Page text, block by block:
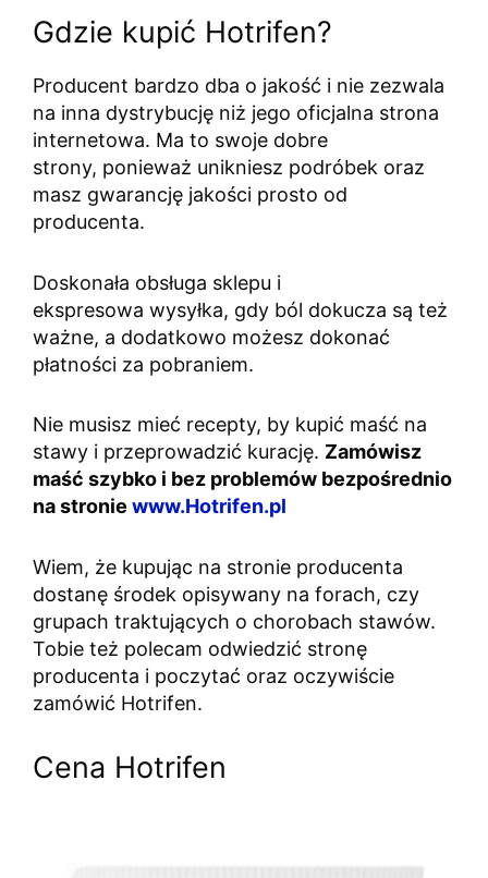
Gdzie kupić Hotrifen?
Producent bardzo dba o jakość i nie zezwala
na inna dystrybucję niż jego oficjalna strona
internetowa. Ma to swoje dobre
strony, ponieważ unikniesz podróbek oraz
masz gwarancję jakości prosto od
producenta.
Doskonała obsługa sklepu i
ekspresowa wysyłka, gdy ból dokucza są też
ważne, a dodatkowo możesz dokonać
płatności za pobraniem.
Nie musisz mieć recepty, by kupić maść na
stawy i przeprowadzić kurację. Zamówisz
maść szybko i bez problemów bezpośrednio
na stronie www.Hotrifen.pl
Wiem, że kupując na stronie producenta
dostanę środek opisywany na forach, czy
grupach traktujących o chorobach stawów.
Tobie też polecam odwiedzić stronę
producenta i poczytać oraz oczywiście
zamówić Hotrifen.
Cena Hotrifen